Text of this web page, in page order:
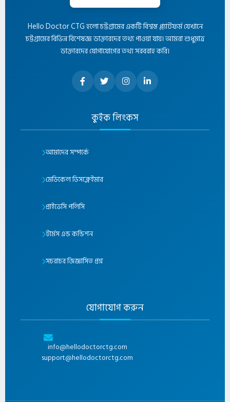
Hello Doctor CTG হলো চট্টগ্রামের একটি বিশ্বস্ত প্ল্যাটফর্ম যেখানে
চট্টগ্রামের বিভিন্ন বিশেষজ্ঞ ডাক্তারদের তথ্য পাওয়া যায়। আমরা শুধুমাত্র
ডাক্তারদের যোগাযোগের তথ্য সরবরাহ করি।
কুইক লিংকস
আমাদের সম্পর্কে
মেডিকেল ডিসক্লেইমার
প্রাইভেসি পলিসি
টার্মস এন্ড কন্ডিশন
সচরাচর জিজ্ঞাসিত প্রশ্ন
যোগাযোগ করুন
info@hellodoctorctg.com
support@hellodoctorctg.com